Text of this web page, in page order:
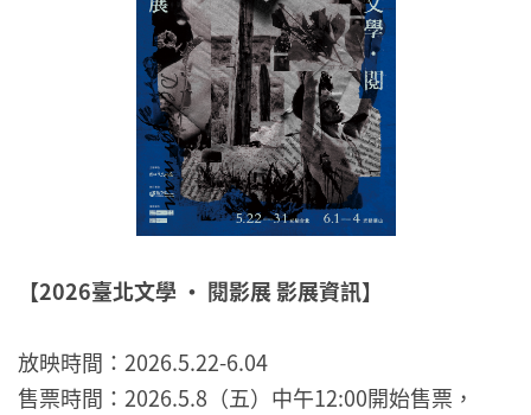
【2026臺北文學 · 閱影展 影展資訊】
放映時間：2026.5.22-6.04
售票時間：2026.5.8（五）中午12:00開始售票，